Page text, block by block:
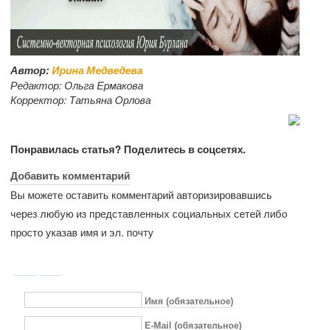
Автор:Ирина Медведева
Редактор:Ольга Ермакова
Корректор: Татьяна Орлова
Понравилась статья? Поделитесь в соцсетях.
Добавить комментарий
Вы можете оставить комментарий авторизировавшись
через любую из представленных социальных сетей либо
просто указав имя и эл. почту
Имя (обязательное)
E-Mail (обязательное)